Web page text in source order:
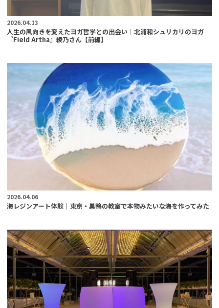
2026.04.13
人生の風向きを変えたヨガ哲学との出会い｜北浦和シュリカリのヨガ
『Field Artha』綾乃さん【前編】
2026.04.06
海レジンアート体験｜東京・巣鴨の教室で本物みたいな海を作ってみた